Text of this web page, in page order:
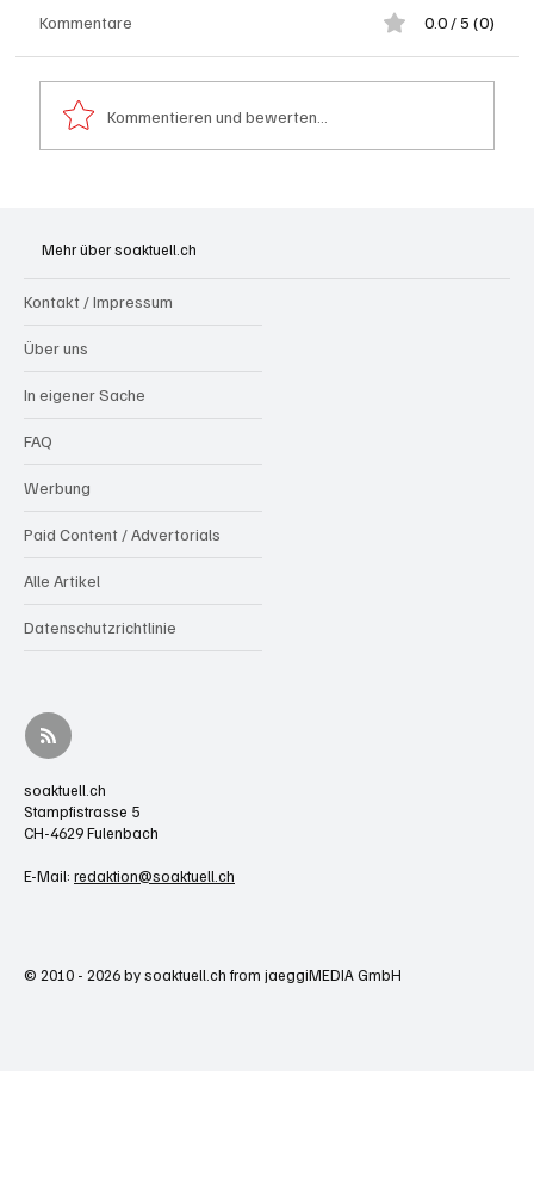
aufrütteln
Kommentare 0.0 / 5 (0)
Kommentieren und bewerten...
Mehr über soaktuell.ch
Kontakt / Impressum
Über uns
In eigener Sache
FAQ
Werbung
Paid Content / Advertorials
Alle Artikel
Datenschutzrichtlinie
soaktuell.ch
Stampfistrasse 5
CH-4629 Fulenbach
E-Mail: redaktion@soaktuell.ch
© 2010 - 2026 by soaktuell.ch from jaeggiMEDIA GmbH